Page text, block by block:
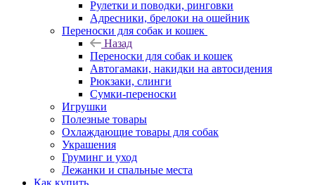
Рулетки и поводки, ринговки
Адресники, брелоки на ошейник
Переноски для собак и кошек
Назад
Переноски для собак и кошек
Автогамаки, накидки на автосидения
Рюкзаки, слинги
Сумки-переноски
Игрушки
Полезные товары
Охлаждающие товары для собак
Украшения
Груминг и уход
Лежанки и спальные места
Как купить